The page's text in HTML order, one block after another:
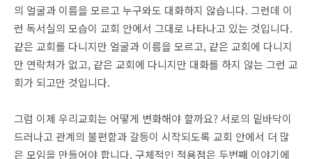
의 얼굴과 이름을 모르고 누구와도 대화하지 않습니다. 그런데 이
런 독서실의 모습이 교회 안에서 그대로 나타나고 있는 것입니다.
같은 교회를 다니지만 얼굴과 이름을 모르고, 같은 교회에 다니지
만 연락처가 없고, 같은 교회에 다니지만 대화를 하지 않는 그런 교
회가 되고만 것입니다.
그럼 이제 우리교회는 어떻게 변화해야 할까요? 서로의 밑바닥이
드러나고 관계의 불편함과 갈등이 시작되도록 교회 안에서 더 많
은 모임을 만들어야 합니다. 구체적인 적용점은 두번째 이야기에